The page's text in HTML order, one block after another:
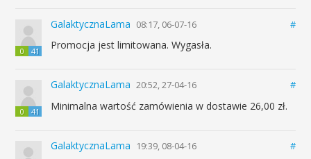
0 41
GalaktycznaLama 08:17, 06-07-16 #
Promocja jest limitowana. Wygasła.
0 41
GalaktycznaLama 20:52, 27-04-16 #
Minimalna wartość zamówienia w dostawie 26,00 zł.
GalaktycznaLama 19:39, 08-04-16 #